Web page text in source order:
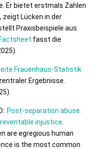
Er bietet erstmals Zahlen
zeigt Lücken in der
Praxisbeispiele aus
Factsheet fasst die
Frauenhaus-Statistik
Ergebnisse.
Post-separation abuse:
injustice
are egregious human
is the most common